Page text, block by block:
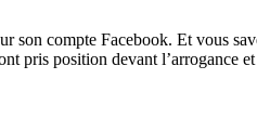
son compte Facebook. Et vous
pris position devant l’arrogance